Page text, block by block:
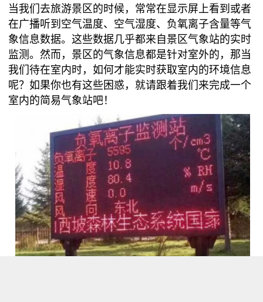
当我们去旅游景区的时候，常常在显示屏上看到或者
在广播听到空气温度、空气湿度、负氧离子含量等气
象信息数据。这些数据几乎都来自景区气象站的实时
监测。然而，景区的气象信息都是针对室外的，那当
我们待在室内时，如何才能实时获取室内的环境信息
呢？如果你也有这些困惑，就请跟着我们来完成一个
室内的简易气象站吧！